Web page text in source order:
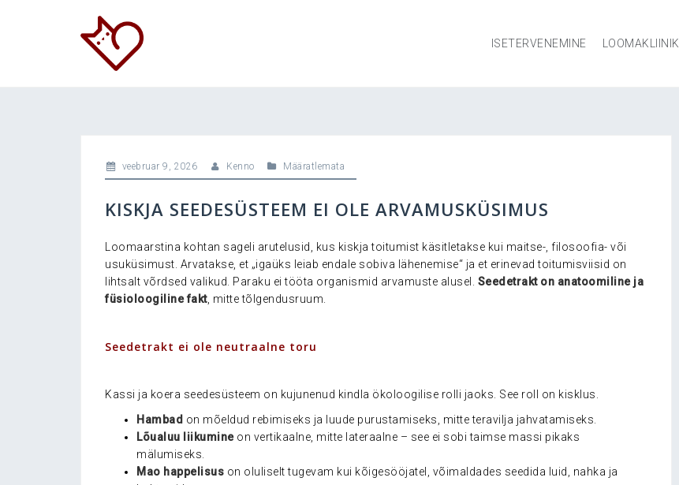
ISETERVENEMINE LOOMAKLIINIK
veebruar 9, 2026 Kenno Määratlemata
KISKJA SEEDESÜSTEEM EI OLE ARVAMUSKÜSIMUS
Loomaarstina kohtan sageli arutelusid, kus kiskja toitumist käsitletakse kui maitse-, filosoofia- või
usuküsimust. Arvatakse, et „igaüks leiab endale sobiva lähenemise“ ja et erinevad toitumisviisid on
lihtsalt võrdsed valikud. Paraku ei tööta organismid arvamuste alusel. Seedetrakt on anatoomiline ja
füsioloogiline fakt, mitte tõlgendusruum.
Seedetrakt ei ole neutraalne toru
Kassi ja koera seedesüsteem on kujunenud kindla ökoloogilise rolli jaoks. See roll on kisklus.
Hambad on mõeldud rebimiseks ja luude purustamiseks, mitte teravilja jahvatamiseks.
Lõualuu liikumineon vertikaalne, mitte lateraalne – see ei sobi taimse massi pikaks
mälumiseks.
Mao happelisus on oluliselt tugevam kui kõigesööjatel, võimaldades seedida luid, nahka ja